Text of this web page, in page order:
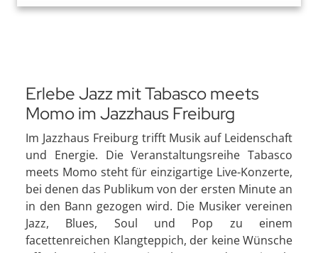
Erlebe Jazz mit Tabasco meets
Momo im Jazzhaus Freiburg
Im Jazzhaus Freiburg trifft Musik auf Leidenschaft
und Energie. Die Veranstaltungsreihe Tabasco
meets Momo steht für einzigartige Live-Konzerte,
bei denen das Publikum von der ersten Minute an
in den Bann gezogen wird. Die Musiker vereinen
Jazz, Blues, Soul und Pop zu einem
facettenreichen Klangteppich, der keine Wünsche